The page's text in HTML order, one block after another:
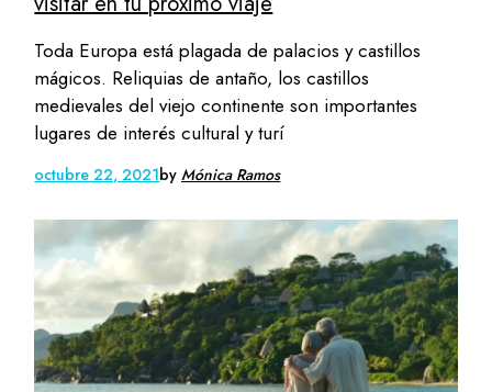
Toda Europa está plagada de palacios y castillos
mágicos. Reliquias de antaño, los castillos
medievales del viejo continente son importantes
lugares de interés cultural y turí
octubre 22, 2021byMónica Ramos